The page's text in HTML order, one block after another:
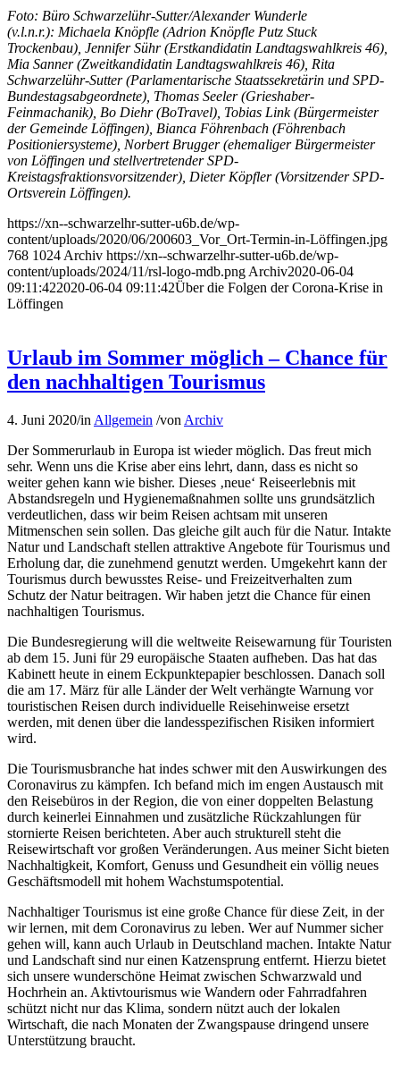
Foto: Büro Schwarzelühr-Sutter/Alexander Wunderle
(v.l.n.r.): Michaela Knöpfle (Adrion Knöpfle Putz Stuck
Trockenbau), Jennifer Sühr (Erstkandidatin Landtagswahlkreis 46),
Mia Sanner (Zweitkandidatin Landtagswahlkreis 46), Rita
Schwarzelühr-Sutter (Parlamentarische Staatssekretärin und SPD-
Bundestagsabgeordnete), Thomas Seeler (Grieshaber-
Feinmachanik), Bo Diehr (BoTravel), Tobias Link (Bürgermeister
der Gemeinde Löffingen), Bianca Föhrenbach (Föhrenbach
Positioniersysteme), Norbert Brugger (ehemaliger Bürgermeister
von Löffingen und stellvertretender SPD-
Kreistagsfraktionsvorsitzender), Dieter Köpfler (Vorsitzender SPD-
Ortsverein Löffingen).
https://xn--schwarzelhr-sutter-u6b.de/wp-
content/uploads/2020/06/200603_Vor_Ort-Termin-in-Löffingen.jpg
768 1024 Archiv https://xn--schwarzelhr-sutter-u6b.de/wp-
content/uploads/2024/11/rsl-logo-mdb.png Archiv2020-06-04
09:11:422020-06-04 09:11:42Über die Folgen der Corona-Krise in
Löffingen
Urlaub im Sommer möglich – Chance für
den nachhaltigen Tourismus
4. Juni 2020/in Allgemein /von Archiv
Der Sommerurlaub in Europa ist wieder möglich. Das freut mich
sehr. Wenn uns die Krise aber eins lehrt, dann, dass es nicht so
weiter gehen kann wie bisher. Dieses ‚neue‘ Reiseerlebnis mit
Abstandsregeln und Hygienemaßnahmen sollte uns grundsätzlich
verdeutlichen, dass wir beim Reisen achtsam mit unseren
Mitmenschen sein sollen. Das gleiche gilt auch für die Natur. Intakte
Natur und Landschaft stellen attraktive Angebote für Tourismus und
Erholung dar, die zunehmend genutzt werden. Umgekehrt kann der
Tourismus durch bewusstes Reise- und Freizeitverhalten zum
Schutz der Natur beitragen. Wir haben jetzt die Chance für einen
nachhaltigen Tourismus.
Die Bundesregierung will die weltweite Reisewarnung für Touristen
ab dem 15. Juni für 29 europäische Staaten aufheben. Das hat das
Kabinett heute in einem Eckpunktepapier beschlossen. Danach soll
die am 17. März für alle Länder der Welt verhängte Warnung vor
touristischen Reisen durch individuelle Reisehinweise ersetzt
werden, mit denen über die landesspezifischen Risiken informiert
wird.
Die Tourismusbranche hat indes schwer mit den Auswirkungen des
Coronavirus zu kämpfen. Ich befand mich im engen Austausch mit
den Reisebüros in der Region, die von einer doppelten Belastung
durch keinerlei Einnahmen und zusätzliche Rückzahlungen für
stornierte Reisen berichteten. Aber auch strukturell steht die
Reisewirtschaft vor großen Veränderungen. Aus meiner Sicht bieten
Nachhaltigkeit, Komfort, Genuss und Gesundheit ein völlig neues
Geschäftsmodell mit hohem Wachstumspotential.
Nachhaltiger Tourismus ist eine große Chance für diese Zeit, in der
wir lernen, mit dem Coronavirus zu leben. Wer auf Nummer sicher
gehen will, kann auch Urlaub in Deutschland machen. Intakte Natur
und Landschaft sind nur einen Katzensprung entfernt. Hierzu bietet
sich unsere wunderschöne Heimat zwischen Schwarzwald und
Hochrhein an. Aktivtourismus wie Wandern oder Fahrradfahren
schützt nicht nur das Klima, sondern nützt auch der lokalen
Wirtschaft, die nach Monaten der Zwangspause dringend unsere
Unterstützung braucht.